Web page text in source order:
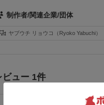
制作者/関連企業/団体
ヤブウチ リョウコ（Ryoko Yabuchi）
ビュー 1件